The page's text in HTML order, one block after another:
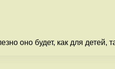
оно будет, как для